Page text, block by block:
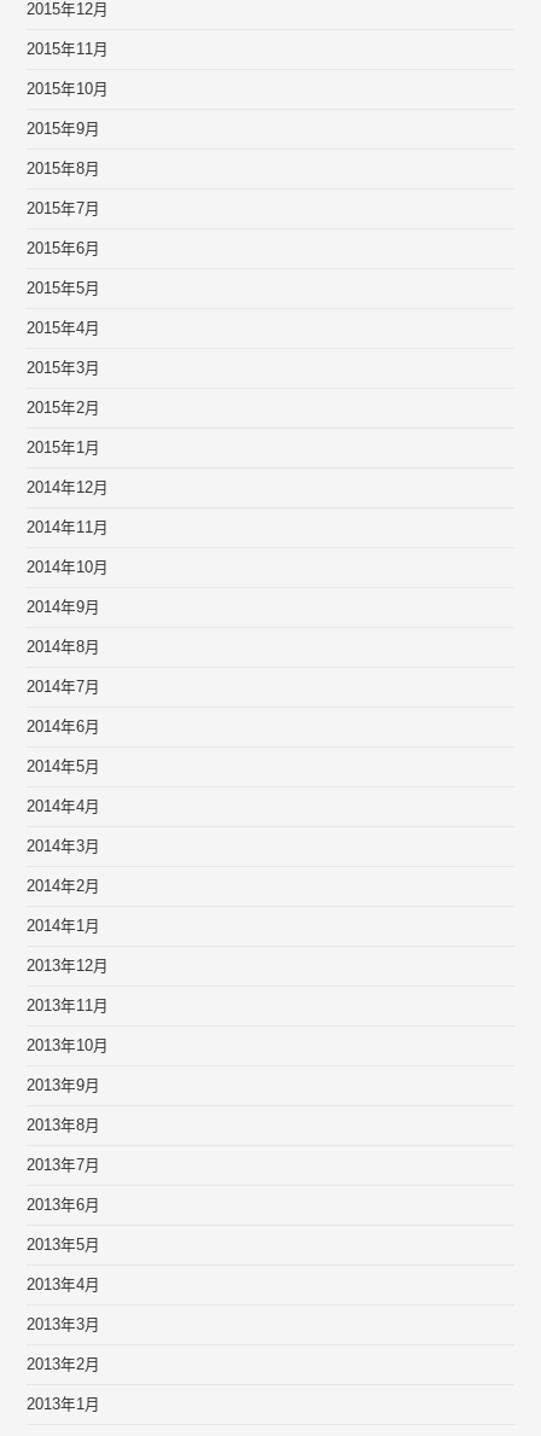
2015年12月
2015年11月
2015年10月
2015年9月
2015年8月
2015年7月
2015年6月
2015年5月
2015年4月
2015年3月
2015年2月
2015年1月
2014年12月
2014年11月
2014年10月
2014年9月
2014年8月
2014年7月
2014年6月
2014年5月
2014年4月
2014年3月
2014年2月
2014年1月
2013年12月
2013年11月
2013年10月
2013年9月
2013年8月
2013年7月
2013年6月
2013年5月
2013年4月
2013年3月
2013年2月
2013年1月